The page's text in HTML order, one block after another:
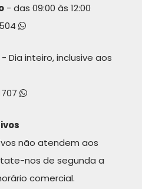
- das 09:00 às 12:00
- Dia inteiro, inclusive aos
não atendem aos
nos de segunda a
comercial.